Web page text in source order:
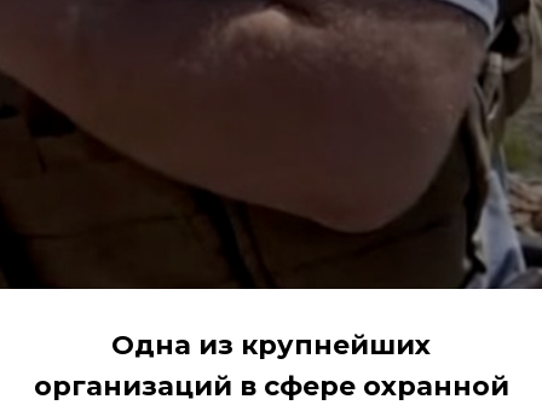
Одна из крупнейших
организаций в сфере охранной